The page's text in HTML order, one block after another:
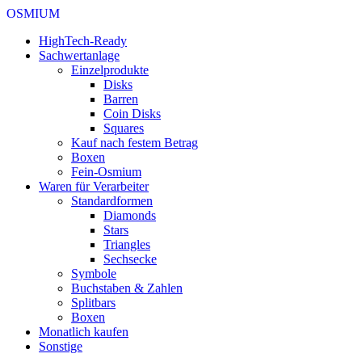
OSMIUM
HighTech-Ready
Sachwertanlage
Einzelprodukte
Disks
Barren
Coin Disks
Squares
Kauf nach festem Betrag
Boxen
Fein-Osmium
Waren für Verarbeiter
Standardformen
Diamonds
Stars
Triangles
Sechsecke
Symbole
Buchstaben & Zahlen
Splitbars
Boxen
Monatlich kaufen
Sonstige